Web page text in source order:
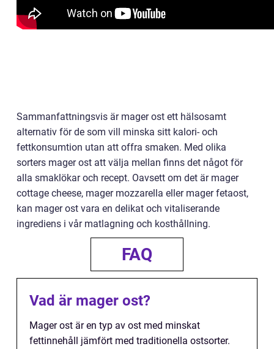
Sammanfattningsvis är mager ost ett hälsosamt
alternativ för de som vill minska sitt kalori- och
fettkonsumtion utan att offra smaken. Med olika
sorters mager ost att välja mellan finns det något för
alla smaklökar och recept. Oavsett om det är mager
cottage cheese, mager mozzarella eller mager fetaost,
kan mager ost vara en delikat och vitaliserande
ingrediens i vår matlagning och kosthållning.
FAQ
Vad är mager ost?
Mager ost är en typ av ost med minskat
fettinnehåll jämfört med traditionella ostsorter.